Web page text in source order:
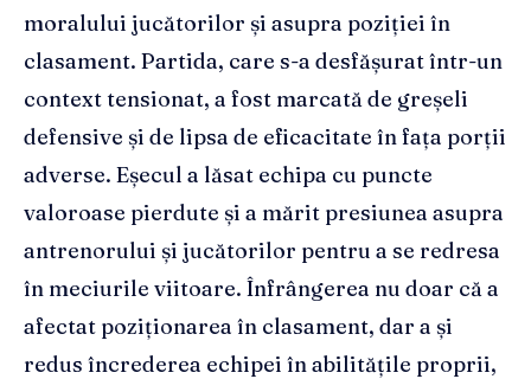
moralului jucătorilor și asupra poziției în
clasament. Partida, care s-a desfășurat într-un
context tensionat, a fost marcată de greșeli
defensive și de lipsa de eficacitate în fața porții
adverse. Eșecul a lăsat echipa cu puncte
valoroase pierdute și a mărit presiunea asupra
antrenorului și jucătorilor pentru a se redresa
în meciurile viitoare. Înfrângerea nu doar că a
afectat poziționarea în clasament, dar a și
redus încrederea echipei în abilitățile proprii,